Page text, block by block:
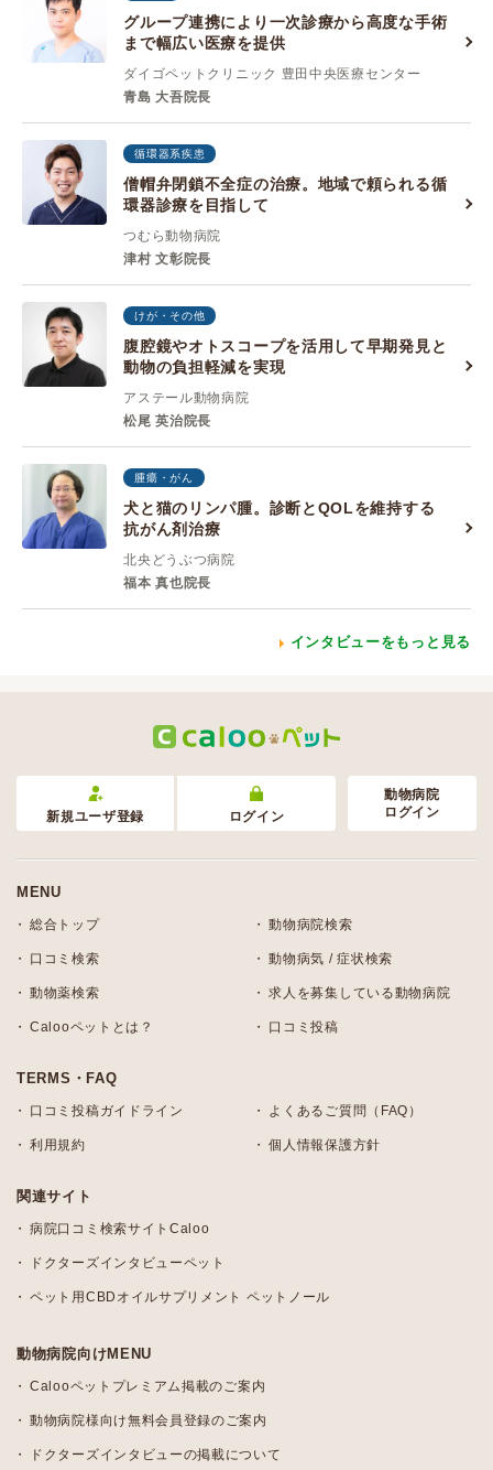
グループ連携により一次診療から高度な手術
まで幅広い医療を提供
ダイゴペットクリニック 豊田中央医療センター
青島 大吾院長
循環器系疾患
僧帽弁閉鎖不全症の治療。地域で頼られる循
環器診療を目指して
つむら動物病院
津村 ⽂彰院長
けが・その他
腹腔鏡やオトスコープを活用して早期発見と
動物の負担軽減を実現
アステール動物病院
松尾 英治院長
腫瘍・がん
犬と猫のリンパ腫。診断とQOLを維持する
抗がん剤治療
北央どうぶつ病院
福本 真也院長
インタビューをもっと見る
新規ユーザ登録 ログイン
動物病院
ログイン
MENU
総合トップ 動物病院検索
口コミ検索 動物病気 / 症状検索
動物薬検索 求人を募集している動物病院
Calooペットとは？ 口コミ投稿
TERMS・FAQ
口コミ投稿ガイドライン よくあるご質問（FAQ）
利用規約 個人情報保護方針
関連サイト
病院口コミ検索サイトCaloo
ドクターズインタビューペット
ペット用CBDオイルサプリメント ペットノール
動物病院向けMENU
Calooペットプレミアム掲載のご案内
動物病院様向け無料会員登録のご案内
ドクターズインタビューの掲載について